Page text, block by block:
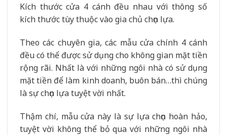
Kích thước cửa 4 cánh đều nhau với thông số
kích thước tùy thuộc vào gia chủ chọn lựa.
Theo các chuyên gia, các mẫu cửa chính 4 cánh
đều có thể được sử dụng cho không gian mặt tiền
rộng rãi. Nhất là với những ngôi nhà có sử dụng
mặt tiền để làm kinh doanh, buôn bán…thì chúng
là sự chọn lựa tuyệt vời nhất.
Thậm chí, mẫu cửa này là sự lựa chọn hoàn hảo,
tuyệt vời không thể bỏ qua với những ngôi nhà